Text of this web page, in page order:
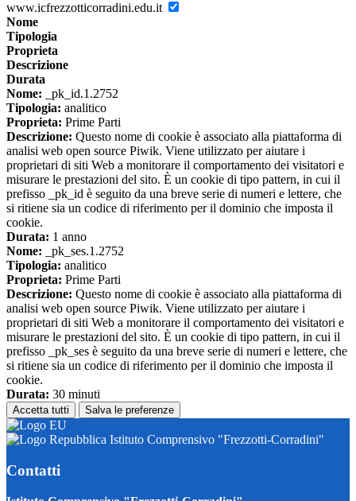
www.icfrezzotticorradini.edu.it
Nome
Tipologia
Proprieta
Descrizione
Durata
Nome: _pk_id.1.2752
Tipologia: analitico
Proprieta: Prime Parti
Descrizione: Questo nome di cookie è associato alla piattaforma di
analisi web open source Piwik. Viene utilizzato per aiutare i
proprietari di siti Web a monitorare il comportamento dei visitatori e
misurare le prestazioni del sito. È un cookie di tipo pattern, in cui il
prefisso _pk_id è seguito da una breve serie di numeri e lettere, che
si ritiene sia un codice di riferimento per il dominio che imposta il
cookie.
Durata: 1 anno
Nome: _pk_ses.1.2752
Tipologia: analitico
Proprieta: Prime Parti
Descrizione: Questo nome di cookie è associato alla piattaforma di
analisi web open source Piwik. Viene utilizzato per aiutare i
proprietari di siti Web a monitorare il comportamento dei visitatori e
misurare le prestazioni del sito. È un cookie di tipo pattern, in cui il
prefisso _pk_ses è seguito da una breve serie di numeri e lettere, che
si ritiene sia un codice di riferimento per il dominio che imposta il
cookie.
Durata: 30 minuti
Accetta tutti Salva le preferenze
Istituto Comprensivo "Frezzotti-Corradini"
Contatti